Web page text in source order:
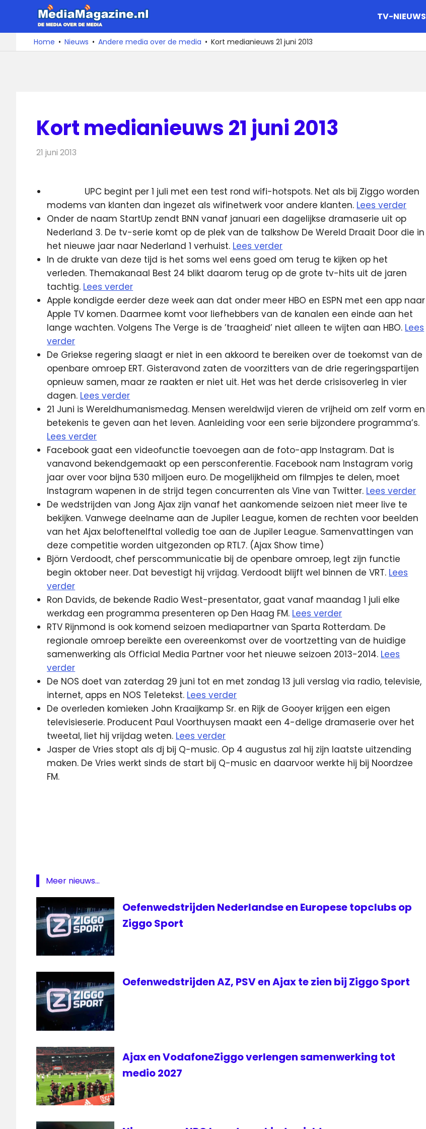
de
De
media
over
TV-NIEUWS
Home Nieuws Andere media over de media Kort medianieuws 21 juni 2013
Kort medianieuws 21 juni 2013
21 juni 2013
UPC begint per 1 juli met een test rond wifi-hotspots. Net als bij Ziggo worden
modems van klanten dan ingezet als wifinetwerk voor andere klanten. Lees verder
Onder de naam StartUp zendt BNN vanaf januari een dagelijkse dramaserie uit op
Nederland 3. De tv-serie komt op de plek van de talkshow De Wereld Draait Door die in
het nieuwe jaar naar Nederland 1 verhuist. Lees verder
In de drukte van deze tijd is het soms wel eens goed om terug te kijken op het
verleden. Themakanaal Best 24 blikt daarom terug op de grote tv-hits uit de jaren
tachtig. Lees verder
Apple kondigde eerder deze week aan dat onder meer HBO en ESPN met een app naar
Apple TV komen. Daarmee komt voor liefhebbers van de kanalen een einde aan het
lange wachten. Volgens The Verge is de ’traagheid’ niet alleen te wijten aan HBO. Lees
verder
De Griekse regering slaagt er niet in een akkoord te bereiken over de toekomst van de
openbare omroep ERT. Gisteravond zaten de voorzitters van de drie regeringspartijen
opnieuw samen, maar ze raakten er niet uit. Het was het derde crisisoverleg in vier
dagen. Lees verder
21 Juni is Wereldhumanismedag. Mensen wereldwijd vieren de vrijheid om zelf vorm en
betekenis te geven aan het leven. Aanleiding voor een serie bijzondere programma’s.
Lees verder
Facebook gaat een videofunctie toevoegen aan de foto-app Instagram. Dat is
vanavond bekendgemaakt op een persconferentie. Facebook nam Instagram vorig
jaar over voor bijna 530 miljoen euro. De mogelijkheid om filmpjes te delen, moet
Instagram wapenen in de strijd tegen concurrenten als Vine van Twitter. Lees verder
De wedstrijden van Jong Ajax zijn vanaf het aankomende seizoen niet meer live te
bekijken. Vanwege deelname aan de Jupiler League, komen de rechten voor beelden
van het Ajax beloftenelftal volledig toe aan de Jupiler League. Samenvattingen van
deze competitie worden uitgezonden op RTL7. (Ajax Show time)
Björn Verdoodt, chef perscommunicatie bij de openbare omroep, legt zijn functie
begin oktober neer. Dat bevestigt hij vrijdag. Verdoodt blijft wel binnen de VRT. Lees
verder
Ron Davids, de bekende Radio West-presentator, gaat vanaf maandag 1 juli elke
werkdag een programma presenteren op Den Haag FM. Lees verder
RTV Rijnmond is ook komend seizoen mediapartner van Sparta Rotterdam. De
regionale omroep bereikte een overeenkomst over de voortzetting van de huidige
samenwerking als Official Media Partner voor het nieuwe seizoen 2013-2014. Lees
verder
De NOS doet van zaterdag 29 juni tot en met zondag 13 juli verslag via radio, televisie,
internet, apps en NOS Teletekst. Lees verder
De overleden komieken John Kraaijkamp Sr. en Rijk de Gooyer krijgen een eigen
televisieserie. Producent Paul Voorthuysen maakt een 4-delige dramaserie over het
tweetal, liet hij vrijdag weten. Lees verder
Jasper de Vries stopt als dj bij Q-music. Op 4 augustus zal hij zijn laatste uitzending
maken. De Vries werkt sinds de start bij Q-music en daarvoor werkte hij bij Noordzee
FM.
hotspot
Nederland
3
UPC
Wifi
Meer nieuws...
Oefenwedstrijden Nederlandse en Europese topclubs op
Ziggo Sport
Oefenwedstrijden AZ, PSV en Ajax te zien bij Ziggo Sport
Ajax en VodafoneZiggo verlengen samenwerking tot
medio 2027